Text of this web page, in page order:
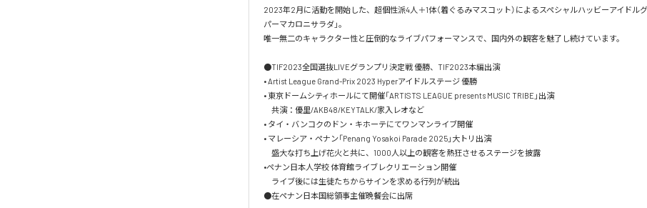
2023年2月に活動を開始した、超個性派4人＋1体（着ぐるみマスコット）によるスペシャルハッビーアイドルグ
パーマカロニサラダ」。
唯一無二のキャラクター性と圧倒的なライブパフォーマンスで、国内外の観客を魅了し続けています。
●TIF2023全国選抜LIVEグランプリ決定戦 優勝、TIF2023本編出演
• Artist League Grand-Prix 2023 Hyperアイドルステージ 優勝
• 東京ドームシティホールにて開催「ARTISTS LEAGUE presents MUSIC TRIBE」出演
共演：優里/AKB48/KEYTALK/家入レオなど
• タイ・バンコクのドン・キホーテにてワンマンライブ開催
• マレーシア・ペナン「Penang Yosakoi Parade 2025」大トリ出演
盛大な打ち上げ花火と共に、1000人以上の観客を熱狂させるステージを披露
•ペナン日本人学校 体育館ライブレクリエーション開催
ライブ後には生徒たちからサインを求める行列が続出
●在ペナン日本国総領事主催晩餐会に出席